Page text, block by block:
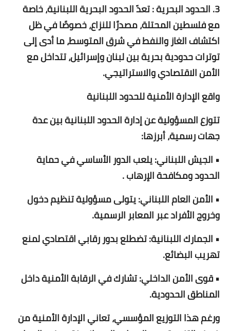
3. الحدود البحرية : تعدّ الحدود البحرية اللبنانية، خاصة
مع فلسطين المحتلة، مصدرًا للنزاع، خصوصًا في ظل
اكتشاف الغاز والنفط في شرق المتوسط، ما أدى إلى
توترات حدودية بحرية بين لبنان وإسرائيل، تتداخل مع
الأمن الاقتصادي والاستراتيجي.
واقع الإدارة الأمنية للحدود اللبنانية
تتوزع المسؤولية عن إدارة الحدود اللبنانية بين عدة
جهات رسمية، أبرزها:
• الجيش اللبناني: يلعب الدور الأساسي في حماية
الحدود ومكافحة الإرهاب .
• الأمن العام اللبناني: يتولى مسؤولية تنظيم دخول
وخروج الأفراد عبر المعابر الرسمية.
• الجمارك اللبنانية: تضطلع بدور رقابي اقتصادي لمنع
تهريب البضائع.
• قوى الأمن الداخلي: تشارك في الرقابة الأمنية داخل
المناطق الحدودية.
ورغم هذا التوزيع المؤسسي، تعاني الإدارة الأمنية من